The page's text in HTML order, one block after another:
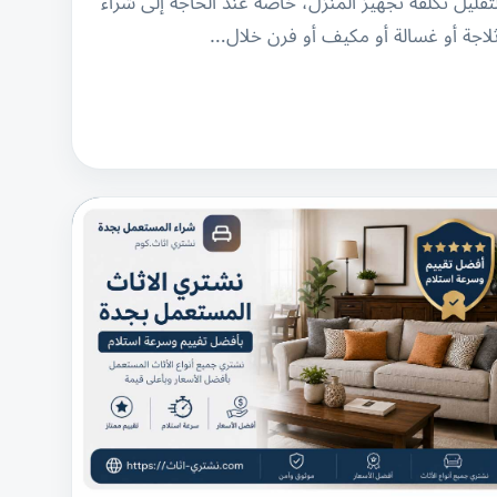
أو غسالة أو مكيف أو فرن خلال…